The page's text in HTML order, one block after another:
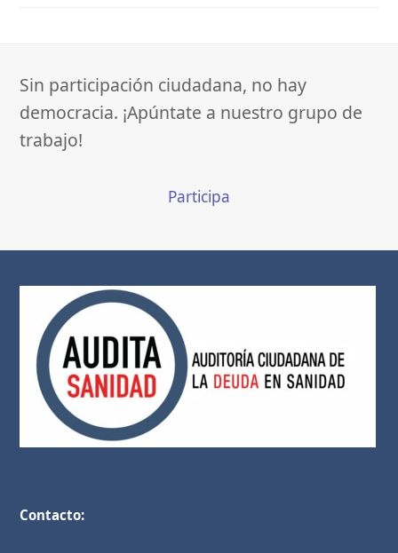
Sin participación ciudadana, no hay
democracia. ¡Apúntate a nuestro grupo de
trabajo!
Participa
Contacto: